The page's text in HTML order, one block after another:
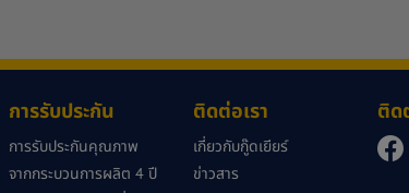
การรับประกัน
การรับประกันคุณภาพ
จากกระบวนการผลิต 4 ปี
ติดต่อเรา
เกี่ยวกับกู๊ดเยียร์
ข่าวสาร
ติด